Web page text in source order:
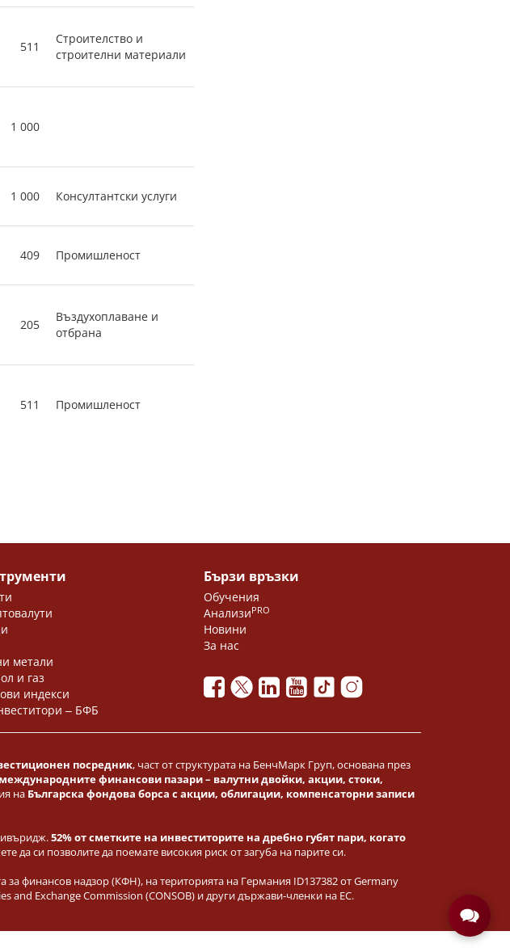
511
Строителство и
строителни материали
1 000
1 000 Консултантски услуги
409 Промишленост
205
Въздухоплаване и
отбрана
511 Промишленост
метали
и газ
индекси
‒ БФБ
Бързи връзки
Обучения
АнализиPRO
Новини
За нас
посредник, част от структурата на БенчМарк Груп, основана през
финансови пазари – валутни двойки, акции, стоки,
на Българска фондова борса с акции, облигации, компенсаторни записи
52% от сметките на инвеститорите на дребно губят пари, когато
да си позволите да поемате високия риск от загуба на парите си.
финансов надзор (КФН), на територията на Германия ID137382 от Germany
and Exchange Commission (CONSOB) и други държави-членки на ЕС.